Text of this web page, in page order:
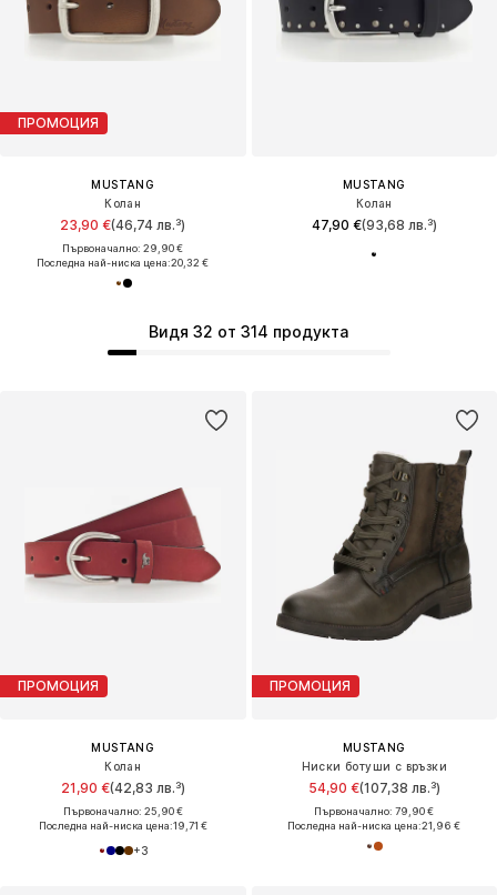
Видя 32 от 314 продукта
ПРОМОЦИЯ
MUSTANG
Колан
23,90 €(46,74 лв.³)
Първоначално: 29,90 €
Последна най-ниска цена:20,32 €
MUSTANG
Колан
47,90 €(93,68 лв.³)
ПРОМОЦИЯ
MUSTANG
Колан
21,90 €(42,83 лв.³)
Първоначално: 25,90 €
Последна най-ниска цена:19,71 €
+3
ПРОМОЦИЯ
MUSTANG
Ниски ботуши с връзки
54,90 €(107,38 лв.³)
Първоначално: 79,90 €
Последна най-ниска цена:21,96 €